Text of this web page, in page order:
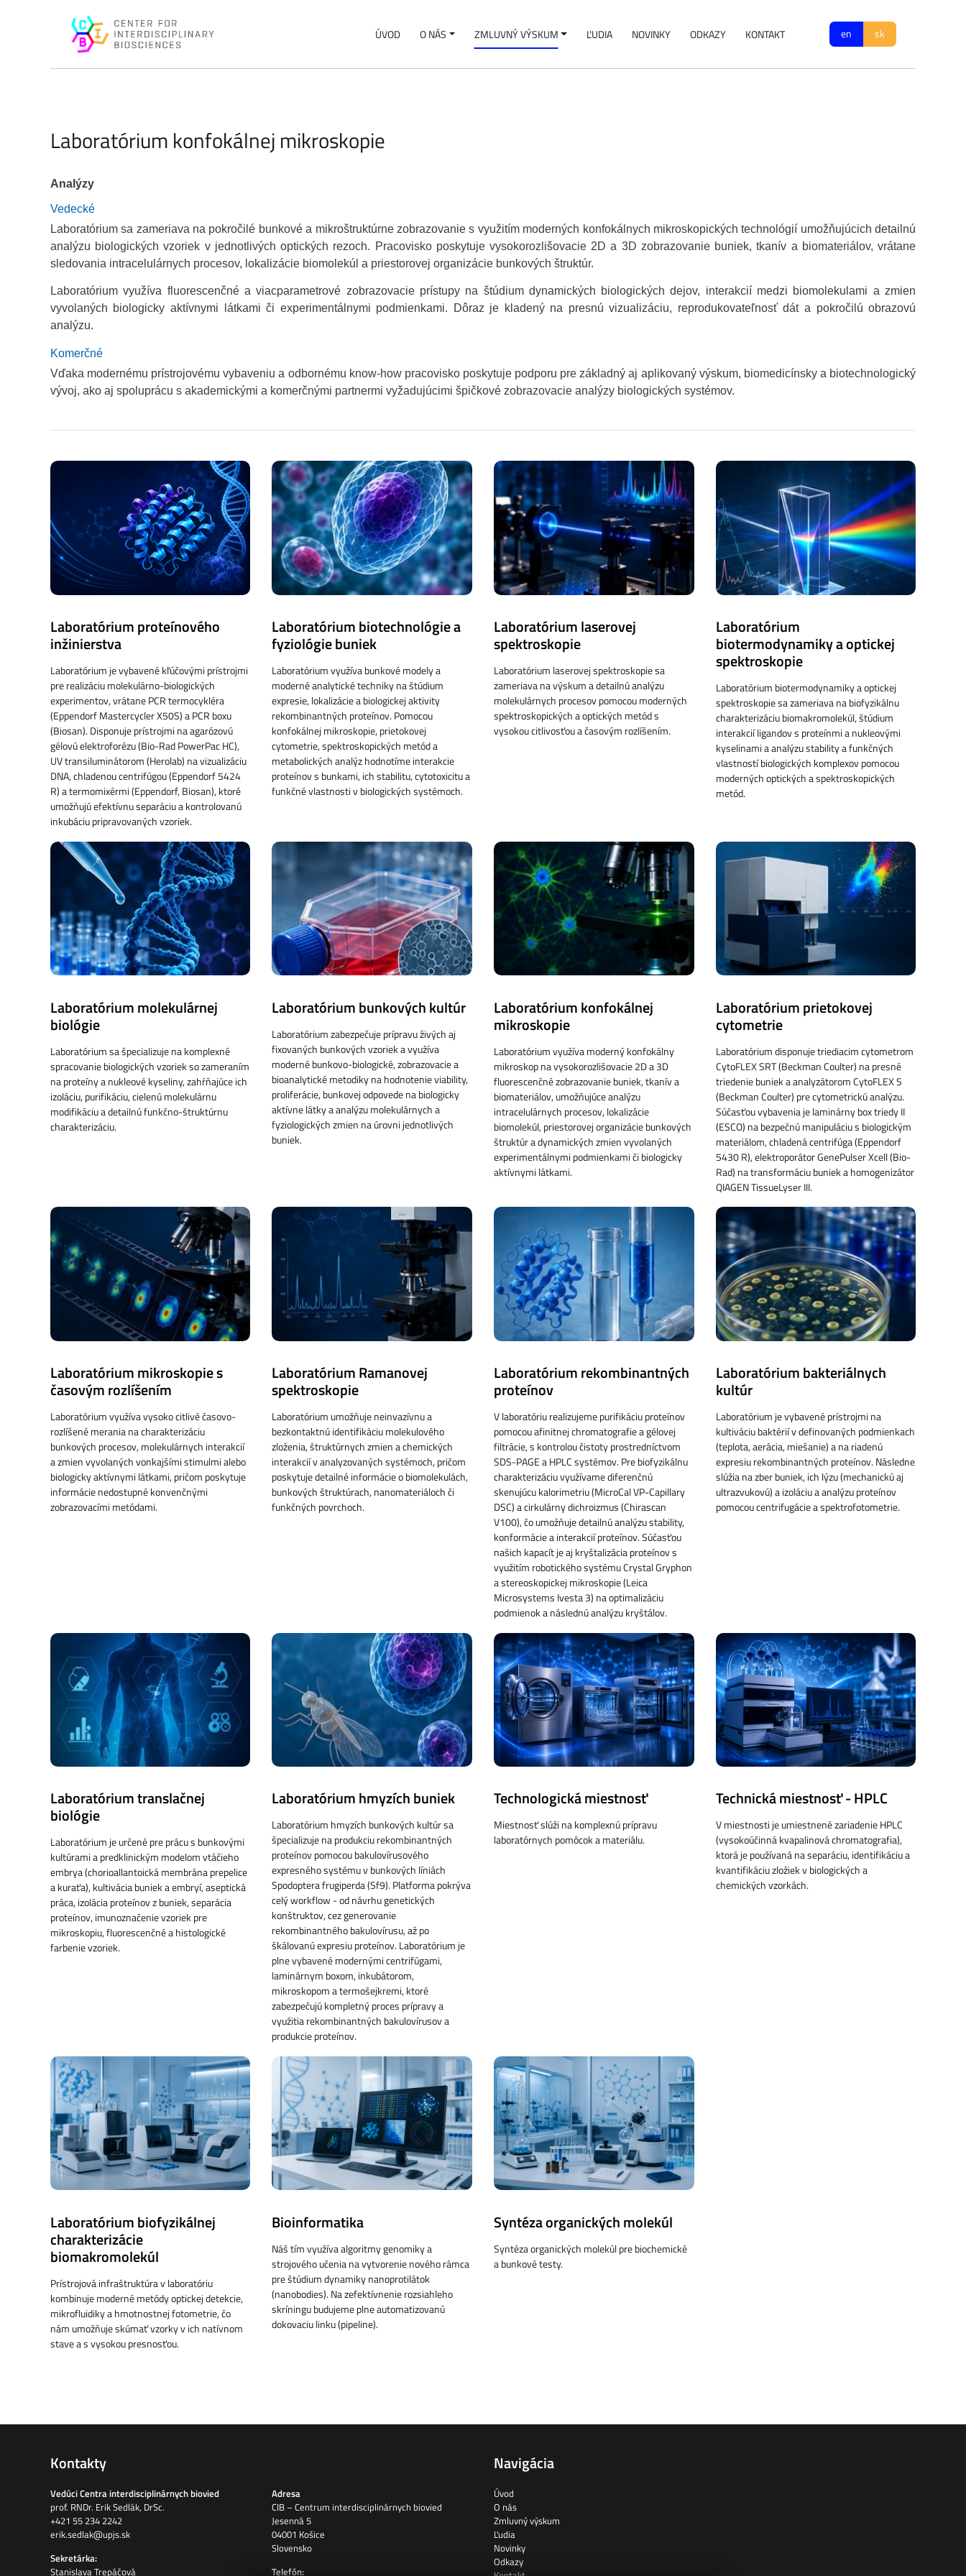
ÚVOD O NÁS ZMLUVNÝ VÝSKUM ĽUDIA NOVINKY ODKAZY KONTAKT en sk
Laboratórium konfokálnej mikroskopie
Analýzy
Vedecké
Laboratórium sa zameriava na pokročilé bunkové a mikroštruktúrne zobrazovanie s využitím moderných konfokálnych mikroskopických technológií umožňujúcich detailnú
analýzu biologických vzoriek v jednotlivých optických rezoch. Pracovisko poskytuje vysokorozlišovacie 2D a 3D zobrazovanie buniek, tkanív a biomateriálov, vrátane
sledovania intracelulárnych procesov, lokalizácie biomolekúl a priestorovej organizácie bunkových štruktúr.
Laboratórium využíva fluorescenčné a viacparametrové zobrazovacie prístupy na štúdium dynamických biologických dejov, interakcií medzi biomolekulami a zmien
vyvolaných biologicky aktívnymi látkami či experimentálnymi podmienkami. Dôraz je kladený na presnú vizualizáciu, reprodukovateľnosť dát a pokročilú obrazovú
analýzu.
Komerčné
Vďaka modernému prístrojovému vybaveniu a odbornému know-how pracovisko poskytuje podporu pre základný aj aplikovaný výskum, biomedicínsky a biotechnologický
vývoj, ako aj spoluprácu s akademickými a komerčnými partnermi vyžadujúcimi špičkové zobrazovacie analýzy biologických systémov.
Laboratórium proteínového
inžinierstva
Laboratórium je vybavené kľúčovými prístrojmi
pre realizáciu molekulárno-biologických
experimentov, vrátane PCR termocykléra
(Eppendorf Mastercycler X50S) a PCR boxu
(Biosan). Disponuje prístrojmi na agarózovú
gélovú elektroforézu (Bio-Rad PowerPac HC),
UV transiluminátorom (Herolab) na vizualizáciu
DNA, chladenou centrifúgou (Eppendorf 5424
R) a termomixérmi (Eppendorf, Biosan), ktoré
umožňujú efektívnu separáciu a kontrolovanú
inkubáciu pripravovaných vzoriek.
Laboratórium biotechnológie a
fyziológie buniek
Laboratórium využíva bunkové modely a
moderné analytické techniky na štúdium
expresie, lokalizácie a biologickej aktivity
rekombinantných proteínov. Pomocou
konfokálnej mikroskopie, prietokovej
cytometrie, spektroskopických metód a
metabolických analýz hodnotíme interakcie
proteínov s bunkami, ich stabilitu, cytotoxicitu a
funkčné vlastnosti v biologických systémoch.
Laboratórium laserovej
spektroskopie
Laboratórium laserovej spektroskopie sa
zameriava na výskum a detailnú analýzu
molekulárnych procesov pomocou moderných
spektroskopických a optických metód s
vysokou citlivosťou a časovým rozlíšením.
Laboratórium
biotermodynamiky a optickej
spektroskopie
Laboratórium biotermodynamiky a optickej
spektroskopie sa zameriava na biofyzikálnu
charakterizáciu biomakromolekúl, štúdium
interakcií ligandov s proteínmi a nukleovými
kyselinami a analýzu stability a funkčných
vlastností biologických komplexov pomocou
moderných optických a spektroskopických
metód.
Laboratórium molekulárnej
biológie
Laboratórium sa špecializuje na komplexné
spracovanie biologických vzoriek so zameraním
na proteíny a nukleové kyseliny, zahŕňajúce ich
izoláciu, purifikáciu, cielenú molekulárnu
modifikáciu a detailnú funkčno-štruktúrnu
charakterizáciu.
Laboratórium bunkových kultúr
Laboratórium zabezpečuje prípravu živých aj
fixovaných bunkových vzoriek a využíva
moderné bunkovo-biologické, zobrazovacie a
bioanalytické metodiky na hodnotenie viability,
proliferácie, bunkovej odpovede na biologicky
aktívne látky a analýzu molekulárnych a
fyziologických zmien na úrovni jednotlivých
buniek.
Laboratórium konfokálnej
mikroskopie
Laboratórium využíva moderný konfokálny
mikroskop na vysokorozlišovacie 2D a 3D
fluorescenčné zobrazovanie buniek, tkanív a
biomateriálov, umožňujúce analýzu
intracelulárnych procesov, lokalizácie
biomolekúl, priestorovej organizácie bunkových
štruktúr a dynamických zmien vyvolaných
experimentálnymi podmienkami či biologicky
aktívnymi látkami.
Laboratórium prietokovej
cytometrie
Laboratórium disponuje triediacim cytometrom
CytoFLEX SRT (Beckman Coulter) na presné
triedenie buniek a analyzátorom CytoFLEX S
(Beckman Coulter) pre cytometrickú analýzu.
Súčasťou vybavenia je laminárny box triedy II
(ESCO) na bezpečnú manipuláciu s biologickým
materiálom, chladená centrifúga (Eppendorf
5430 R), elektroporátor GenePulser Xcell (Bio-
Rad) na transformáciu buniek a homogenizátor
QIAGEN TissueLyser III.
Laboratórium mikroskopie s
časovým rozlíšením
Laboratórium využíva vysoko citlivé časovo-
rozlíšené merania na charakterizáciu
bunkových procesov, molekulárnych interakcií
a zmien vyvolaných vonkajšími stimulmi alebo
biologicky aktívnymi látkami, pričom poskytuje
informácie nedostupné konvenčnými
zobrazovacími metódami.
Laboratórium Ramanovej
spektroskopie
Laboratórium umožňuje neinvazívnu a
bezkontaktnú identifikáciu molekulového
zloženia, štruktúrnych zmien a chemických
interakcií v analyzovaných systémoch, pričom
poskytuje detailné informácie o biomolekulách,
bunkových štruktúrach, nanomateriáloch či
funkčných povrchoch.
Laboratórium rekombinantných
proteínov
V laboratóriu realizujeme purifikáciu proteínov
pomocou afinitnej chromatografie a gélovej
filtrácie, s kontrolou čistoty prostredníctvom
SDS-PAGE a HPLC systémov. Pre biofyzikálnu
charakterizáciu využívame diferenčnú
skenujúcu kalorimetriu (MicroCal VP-Capillary
DSC) a cirkulárny dichroizmus (Chirascan
V100), čo umožňuje detailnú analýzu stability,
konformácie a interakcií proteínov. Súčasťou
našich kapacít je aj kryštalizácia proteínov s
využitím robotického systému Crystal Gryphon
a stereoskopickej mikroskopie (Leica
Microsystems Ivesta 3) na optimalizáciu
podmienok a následnú analýzu kryštálov.
Laboratórium bakteriálnych
kultúr
Laboratórium je vybavené prístrojmi na
kultiváciu baktérií v definovaných podmienkach
(teplota, aerácia, miešanie) a na riadenú
expresiu rekombinantných proteínov. Následne
slúžia na zber buniek, ich lýzu (mechanickú aj
ultrazvukovú) a izoláciu a analýzu proteínov
pomocou centrifugácie a spektrofotometrie.
Laboratórium translačnej
biológie
Laboratórium je určené pre prácu s bunkovými
kultúrami a predklinickým modelom vtáčieho
embrya (chorioallantoická membrána prepelice
a kuraťa), kultivácia buniek a embryí, aseptická
práca, izolácia proteínov z buniek, separácia
proteínov, imunoznačenie vzoriek pre
mikroskopiu, fluorescenčné a histologické
farbenie vzoriek.
Laboratórium hmyzích buniek
Laboratórium hmyzích bunkových kultúr sa
špecializuje na produkciu rekombinantných
proteínov pomocou bakulovírusového
expresného systému v bunkových líniách
Spodoptera frugiperda (Sf9). Platforma pokrýva
celý workflow - od návrhu genetických
konštruktov, cez generovanie
rekombinantného bakulovírusu, až po
škálovanú expresiu proteínov. Laboratórium je
plne vybavené modernými centrifúgami,
laminárnym boxom, inkubátorom,
mikroskopom a termošejkremi, ktoré
zabezpečujú kompletný proces prípravy a
využitia rekombinantných bakulovírusov a
produkcie proteínov.
Technologická miestnosť
Miestnosť slúži na komplexnú prípravu
laboratórnych pomôcok a materiálu.
Technická miestnosť - HPLC
V miestnosti je umiestnené zariadenie HPLC
(vysokoúčinná kvapalinová chromatografia),
ktorá je používaná na separáciu, identifikáciu a
kvantifikáciu zložiek v biologických a
chemických vzorkách.
Laboratórium biofyzikálnej
charakterizácie
biomakromolekúl
Prístrojová infraštruktúra v laboratóriu
kombinuje moderné metódy optickej detekcie,
mikrofluidiky a hmotnostnej fotometrie, čo
nám umožňuje skúmať vzorky v ich natívnom
stave a s vysokou presnosťou.
Bioinformatika
Náš tím využíva algoritmy genomiky a
strojového učenia na vytvorenie nového rámca
pre štúdium dynamiky nanoprotilátok
(nanobodies). Na zefektívnenie rozsiahleho
skríningu budujeme plne automatizovanú
dokovaciu linku (pipeline).
Syntéza organických molekúl
Syntéza organických molekúl pre biochemické
a bunkové testy.
Kontakty
Vedúci Centra interdisciplinárnych biovied
prof. RNDr. Erik Sedlák, DrSc.
+421 55 234 2242
erik.sedlak@upjs.sk
Sekretárka:
Stanislava Trepáčová
Adresa
CIB – Centrum interdisciplinárnych biovied
Jesenná 5
04001 Košice
Slovensko
Telefón:
Navigácia
Úvod
O nás
Zmluvný výskum
Ľudia
Novinky
Odkazy